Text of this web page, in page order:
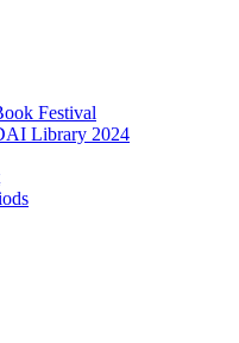
Festival
Library 2024